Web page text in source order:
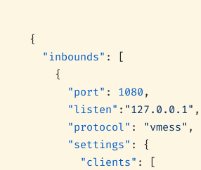
{
  "inbounds"
: [
    {
      "port"
: 1080 ,
      "listen"
: "127.0.0.1" ,
      "protocol"
: "vmess" ,
      "settings"
: {
        "clients"
: [